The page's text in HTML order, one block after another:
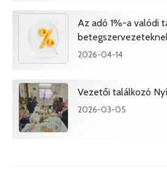
Az adó 1%-a valódi
2026-04-14
Vezetői találkozó
2026-03-05